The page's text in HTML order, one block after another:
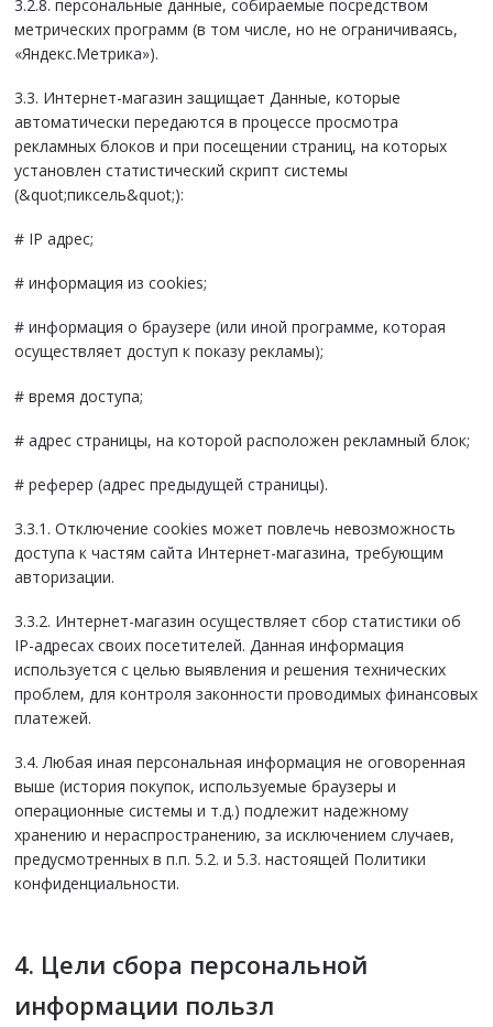
3.2.8. персональные данные, собираемые посредством
метрических программ (в том числе, но не ограничиваясь,
«Яндекс.Метрика»).
3.3. Интернет-магазин защищает Данные, которые
автоматически передаются в процессе просмотра
рекламных блоков и при посещении страниц, на которых
установлен статистический скрипт системы
(&quot;пиксель&quot;):
# IP адрес;
# информация из cookies;
# информация о браузере (или иной программе, которая
осуществляет доступ к показу рекламы);
# время доступа;
# адрес страницы, на которой расположен рекламный блок;
# реферер (адрес предыдущей страницы).
3.3.1. Отключение cookies может повлечь невозможность
доступа к частям сайта Интернет-магазина, требующим
авторизации.
3.3.2. Интернет-магазин осуществляет сбор статистики об
IP-адресах своих посетителей. Данная информация
используется с целью выявления и решения технических
проблем, для контроля законности проводимых финансовых
платежей.
3.4. Любая иная персональная информация не оговоренная
выше (история покупок, используемые браузеры и
операционные системы и т.д.) подлежит надежному
хранению и нераспространению, за исключением случаев,
предусмотренных в п.п. 5.2. и 5.3. настоящей Политики
конфиденциальности.
4. Цели сбора персональной
информации пользл